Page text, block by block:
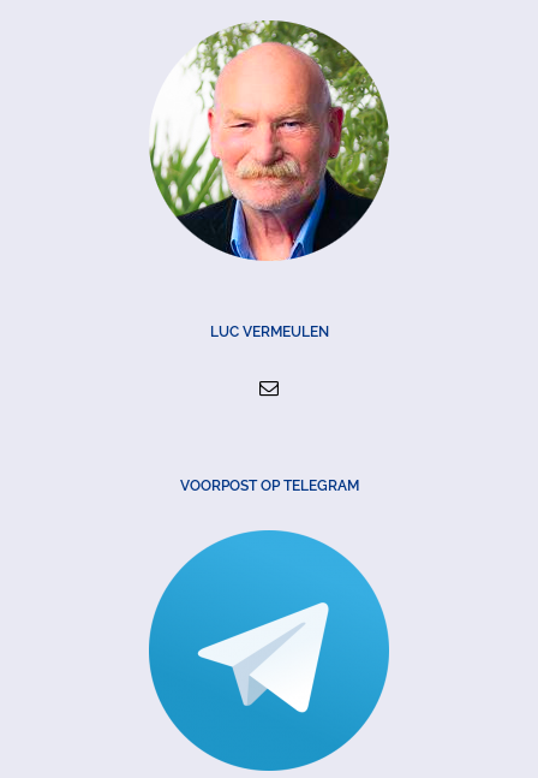
LUC VERMEULEN
VOORPOST OP TELEGRAM